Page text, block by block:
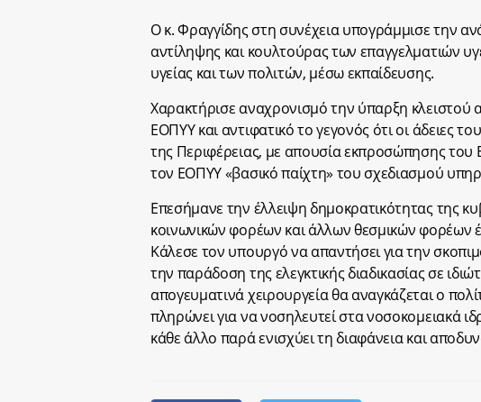
Ο κ. Φραγγίδης στη συνέχεια υπογράμμισε την
αντίληψης και κουλτούρας των επαγγελματιών
υγείας και των πολιτών, μέσω εκπαίδευσης.
Χαρακτήρισε αναχρονισμό την ύπαρξη
ΕΟΠΥΥ και αντιφατικό το γεγονός ότι οι άδειες
της Περιφέρειας, με απουσία εκπροσώπησης του
τον ΕΟΠΥΥ «βασικό παίχτη» του σχεδιασμού
Επεσήμανε την έλλειψη δημοκρατικότητας της
κοινωνικών φορέων και άλλων θεσμικών
Κάλεσε τον υπουργό να απαντήσει για την
την παράδοση της ελεγκτικής διαδικασίας σε
απογευματινά χειρουργεία θα αναγκάζεται ο
πληρώνει για να νοσηλευτεί στα νοσοκομειακά
κάθε άλλο παρά ενισχύει τη διαφάνεια και